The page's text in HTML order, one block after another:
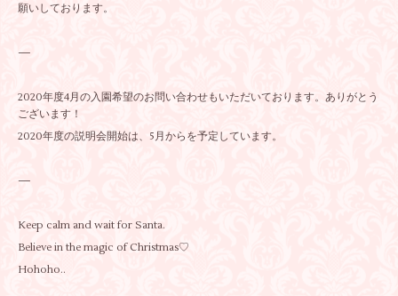
願いしております。
—
2020年度4月の入園希望のお問い合わせもいただいております。ありがとう
ございます！
2020年度の説明会開始は、5月からを予定しています。
—
Keep calm and wait for Santa.
Believe in the magic of Christmas♡
Hohoho..